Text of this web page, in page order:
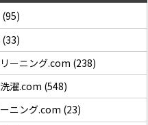
(95)
ーニング.com (238)
濯.com (548)
ニング.com (23)